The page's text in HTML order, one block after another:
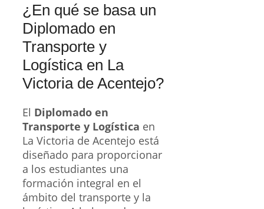
¿En qué se basa un
Diplomado en
Transporte y
Logística en La
Victoria de Acentejo?
El Diplomado en
Transporte y Logística en
La Victoria de Acentejo está
diseñado para proporcionar
a los estudiantes una
formación integral en el
ámbito del transporte y la